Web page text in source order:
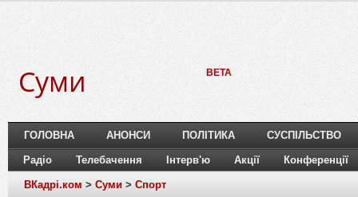
Суми BETA
ГОЛОВНА АНОНСИ ПОЛІТИКА СУСПІЛЬСТВО
Радіо Телебачення Інтерв'ю Акції Конференції
ВКадрі.ком > Суми > Спорт